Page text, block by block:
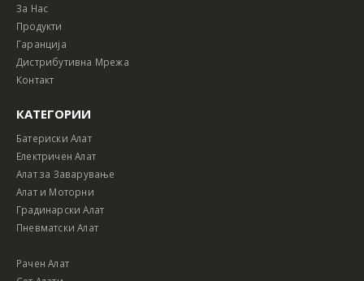
За Нас
Продукти
Гаранција
Дистрибутивна Мрежа
Контакт
КАТЕГОРИИ
Батериски Алат
Електричен Алат
Алат за Заварување
Алат и Моторни
Градинарски Алат
Пневматски Алат
Рачен Алат